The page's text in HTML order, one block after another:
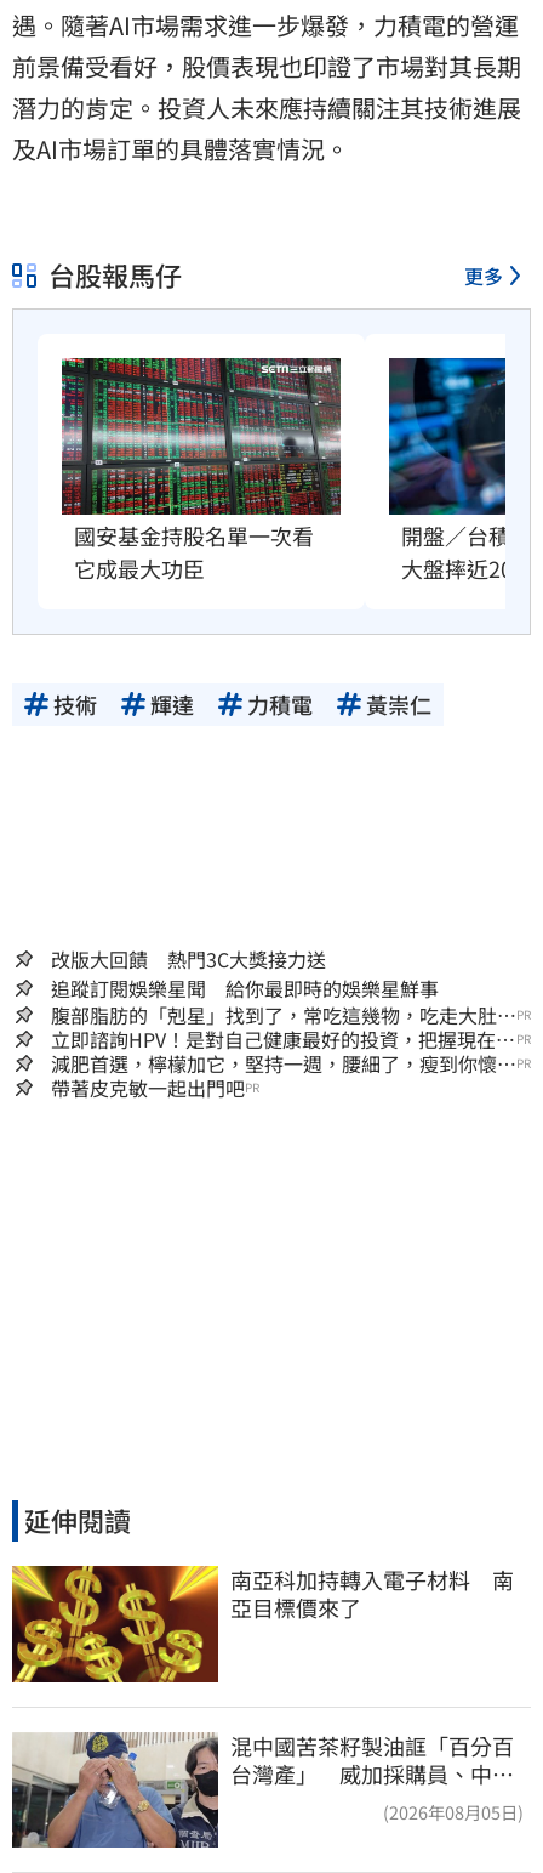
遇。隨著AI市場需求進一步爆發，力積電的營運
前景備受看好，股價表現也印證了市場對其長期
潛力的肯定。投資人未來應持續關注其技術進展
及AI市場訂單的具體落實情況。
台股報馬仔 更多
國安基金持股名單一次看
它成最大功臣
開盤／台積
大盤摔近200
技術 輝達 力積電 黃崇仁
改版大回饋 熱門3C大獎接力送
追蹤訂閱娛樂星聞 給你最即時的娛樂星鮮事
腹部脂肪的「剋星」找到了，常吃這幾物，吃走大肚
囊，瘦出小蠻腰
PR
立即諮詢HPV！是對自己健康最好的投資，把握現在不
嫌晚！
PR
減肥首選，檸檬加它，堅持一週，腰細了，瘦到你懷疑
人生
PR
帶著皮克敏一起出門吧PR
延伸閱讀
南亞科加持轉入電子材料　南
亞目標價來了
混中國苦茶籽製油誆「百分百
台灣產」 威加採購員、中間
(2026年08月05日)